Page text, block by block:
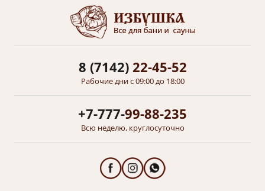
8 (7142)22-45-52
Рабочие дни с 09:00 до 18:00
+7-777-99-88-235
Всю неделю, круглосуточно